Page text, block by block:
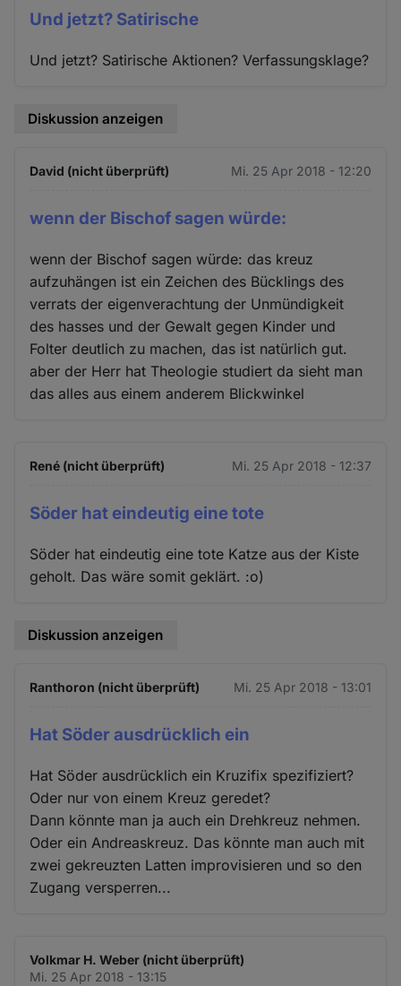
Und jetzt? Satirische
Und jetzt? Satirische Aktionen? Verfassungsklage?
Diskussion anzeigen
David (nicht überprüft) Mi. 25 Apr 2018 - 12:20
wenn der Bischof sagen würde:
wenn der Bischof sagen würde: das kreuz
aufzuhängen ist ein Zeichen des Bücklings des
verrats der eigenverachtung der Unmündigkeit
des hasses und der Gewalt gegen Kinder und
Folter deutlich zu machen, das ist natürlich gut.
aber der Herr hat Theologie studiert da sieht man
das alles aus einem anderem Blickwinkel
René (nicht überprüft) Mi. 25 Apr 2018 - 12:37
Söder hat eindeutig eine tote
Söder hat eindeutig eine tote Katze aus der Kiste
geholt. Das wäre somit geklärt. :o)
Diskussion anzeigen
Ranthoron (nicht überprüft) Mi. 25 Apr 2018 - 13:01
Hat Söder ausdrücklich ein
Hat Söder ausdrücklich ein Kruzifix spezifiziert?
Oder nur von einem Kreuz geredet?
Dann könnte man ja auch ein Drehkreuz nehmen.
Oder ein Andreaskreuz. Das könnte man auch mit
zwei gekreuzten Latten improvisieren und so den
Zugang versperren...
Volkmar H. Weber (nicht überprüft)
Mi. 25 Apr 2018 - 13:15